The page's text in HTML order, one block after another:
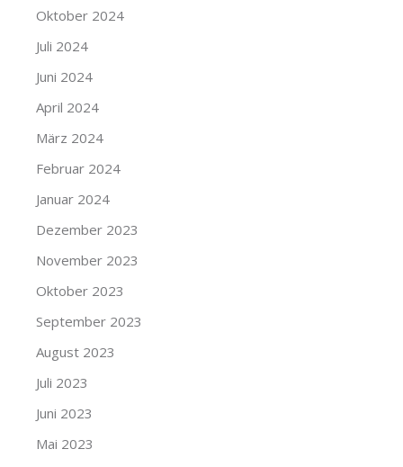
Oktober 2024
Juli 2024
Juni 2024
April 2024
März 2024
Februar 2024
Januar 2024
Dezember 2023
November 2023
Oktober 2023
September 2023
August 2023
Juli 2023
Juni 2023
Mai 2023